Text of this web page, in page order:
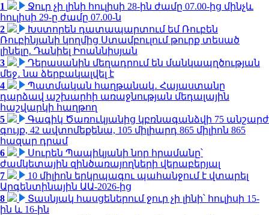
1
Ջուր չի լինի հուլիսի 28-ին ժամը 07.00-ից մինչև
հուլիսի 29-ը ժամը 07.00-ն
2
Խստորեն դատապարտում եմ Ռուբեն
Ռուբինյանի կողմից Ստամբուլում թուրք տեսած
լինելը. Դանիել Իոաննիսյան
3
Դերասանին մեղադրում են մանկապղծության
մեջ․ նա ձերբակալվել է
4
Պատմական հաղթանակ․ Հայաստանը
դարձավ աշխարհի առաջնության մեդալային
հաշվարկի հաղթող
5
Գագիկ Ծառուկյանից կբռնագանձվի 75 անշարժ
գույք, 42 ավտոմեքենա, 105 միլիարդ 865 միլիոն 865
հազար դրամ
6
Սուրեն Պապիկյանի նոր հրամանը՝
ժամկետային զինծառայողների վերաբերյալ
7
10 միլիոն երկրպագու պահանջում է վտարել
Արգենտինային ԱԱ-2026-ից
8
Տասնյակ հասցեներում ջուր չի լինի՝ հուլիսի 15-
ին և 16-ին